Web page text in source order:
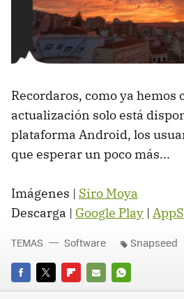
Recordaros, como ya hemos
actualización solo está
plataforma Android, los
que esperar un poco más...
Imágenes | Siro Moya
Descarga | Google Play |
FACEBOOK
TWITTERFLIPBOARD
E-
WHATSAPP
TEMAS Software Snapseed